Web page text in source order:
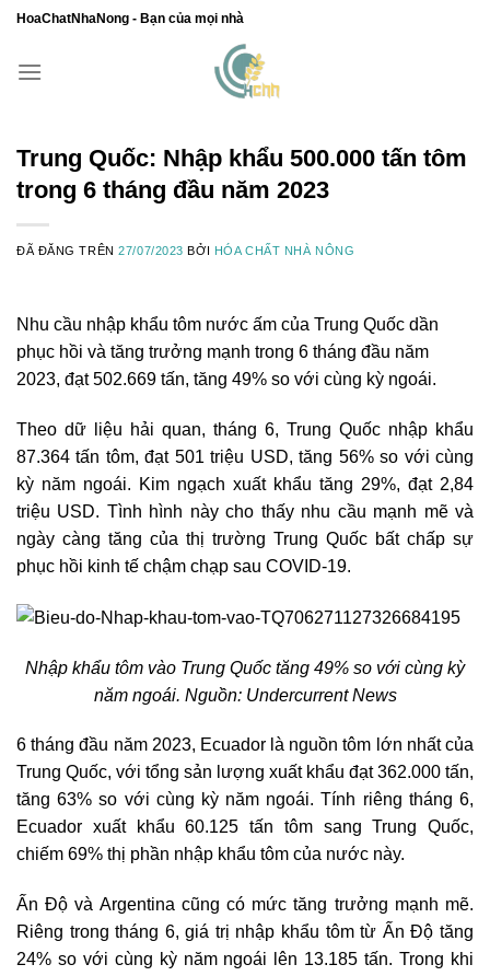
Chuyển
nội
HoaChatNhaNong - Bạn của mọi nhà
Trung Quốc: Nhập khẩu 500.000 tấn tôm
trong 6 tháng đầu năm 2023
ĐÃ ĐĂNG TRÊN27/07/2023 BỞI HÓA CHẤT NHÀ NÔNG
Nhu cầu nhập khẩu tôm nước ấm của Trung Quốc dần
phục hồi và tăng trưởng mạnh trong 6 tháng đầu năm
2023, đạt 502.669 tấn, tăng 49% so với cùng kỳ ngoái.
Theo dữ liệu hải quan, tháng 6, Trung Quốc nhập khẩu
87.364 tấn tôm, đạt 501 triệu USD, tăng 56% so với cùng
kỳ năm ngoái. Kim ngạch xuất khẩu tăng 29%, đạt 2,84
triệu USD. Tình hình này cho thấy nhu cầu mạnh mẽ và
ngày càng tăng của thị trường Trung Quốc bất chấp sự
phục hồi kinh tế chậm chạp sau COVID-19.
Nhập khẩu tôm vào Trung Quốc tăng 49% so với cùng kỳ
năm ngoái. Nguồn: Undercurrent News
6 tháng đầu năm 2023, Ecuador là nguồn tôm lớn nhất của
Trung Quốc, với tổng sản lượng xuất khẩu đạt 362.000 tấn,
tăng 63% so với cùng kỳ năm ngoái. Tính riêng tháng 6,
Ecuador xuất khẩu 60.125 tấn tôm sang Trung Quốc,
chiếm 69% thị phần nhập khẩu tôm của nước này.
Ấn Độ và Argentina cũng có mức tăng trưởng mạnh mẽ.
Riêng trong tháng 6, giá trị nhập khẩu tôm từ Ấn Độ tăng
24% so với cùng kỳ năm ngoái lên 13.185 tấn. Trong khi